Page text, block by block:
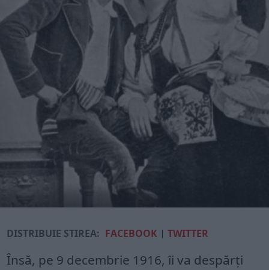
DISTRIBUIE ȘTIREA: FACEBOOK |TWITTER
Însă, pe 9 decembrie 1916, îi va despărți